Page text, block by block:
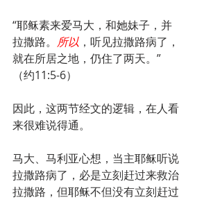
“耶稣素来爱马大，和她妹子，并
拉撒路。 所以 ，听见拉撒路病了，
就在所居之地，仍住了两天。”
（约11:5-6）
因此，这两节经文的逻辑，在人看
来很难说得通。
马大、马利亚心想，当主耶稣听说
拉撒路病了，必是立刻赶过来救治
拉撒路，但耶稣不但没有立刻赶过